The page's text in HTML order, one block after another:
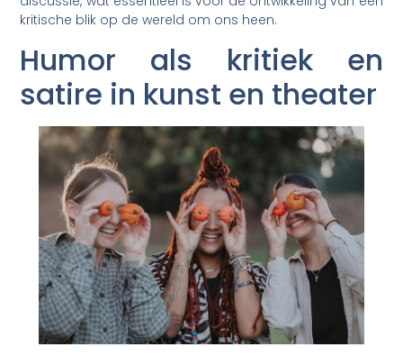
kritische blik op de wereld om ons heen.
Humor als kritiek en
satire in kunst en theater